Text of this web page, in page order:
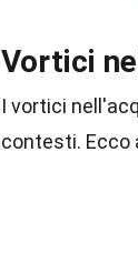
Vortici
I vortici
contesti. Ecco